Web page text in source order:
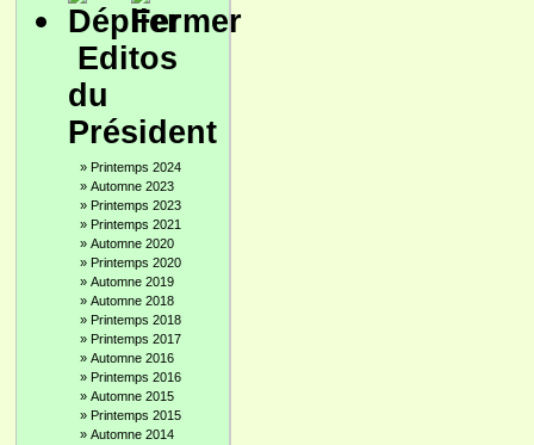
Editos
du
Président
» Printemps 2024
» Automne 2023
» Printemps 2023
» Printemps 2021
» Automne 2020
» Printemps 2020
» Automne 2019
» Automne 2018
» Printemps 2018
» Printemps 2017
» Automne 2016
» Printemps 2016
» Automne 2015
» Printemps 2015
» Automne 2014